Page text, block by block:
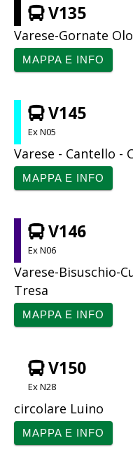
V135
Varese-Gornate
MAPPA E INFO
V145
Ex N05
Varese - Cantello -
MAPPA E INFO
V146
Ex N06
Varese-Bisuschio-
Tresa
MAPPA E INFO
V150
Ex N28
circolare Luino
MAPPA E INFO